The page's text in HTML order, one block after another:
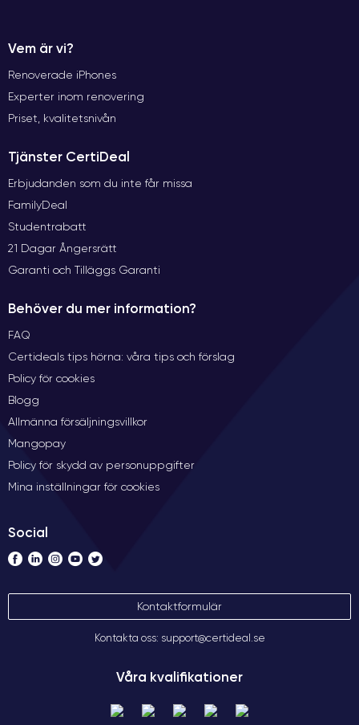
Vem är vi?
Renoverade iPhones
Experter inom renovering
Priset, kvalitetsnivån
Tjänster CertiDeal
Erbjudanden som du inte får missa
FamilyDeal
Studentrabatt
21 Dagar Ångersrätt
Garanti och Tilläggs Garanti
Behöver du mer information?
FAQ
Certideals tips hörna: våra tips och förslag
Policy för cookies
Blogg
Allmänna försäljningsvillkor
Mangopay
Policy för skydd av personuppgifter
Mina inställningar för cookies
Social
Kontaktformulär
Kontakta oss: support@certideal.se
Våra kvalifikationer